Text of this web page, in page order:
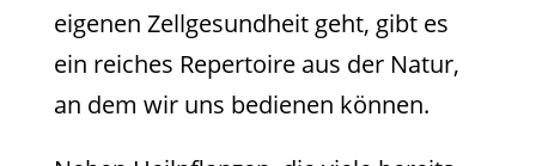
eigenen Zellgesundheit geht, gibt es
ein reiches Repertoire aus der Natur,
an dem wir uns bedienen können.